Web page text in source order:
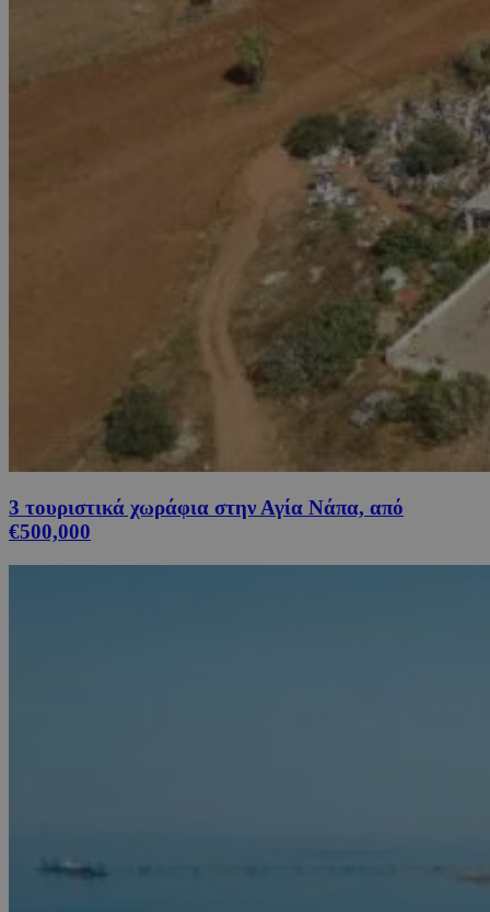
3 τουριστικά χωράφια στην Αγία Νάπα, από
€500,000